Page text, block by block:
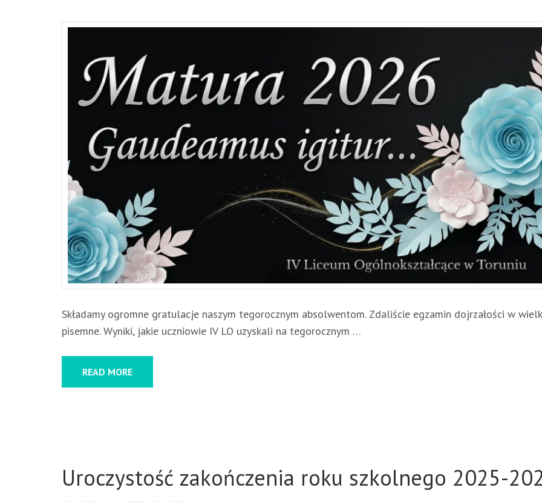
Składamy ogromne gratulacje naszym tegorocznym absolwentom. Zdaliście egzamin dojrzałości w
pisemne. Wyniki, jakie uczniowie IV LO uzyskali na tegorocznym …
READ MORE
Uroczystość zakończenia roku szkolnego 2025-